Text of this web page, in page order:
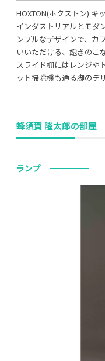
HOXTON(ホクストン) キ
インダストリアルとモダ
ンプルなデザインで、カ
いいただける、飽きのこ
スライド棚にはレンジや
ット掃除機も通る脚のデ
蜂須賀 隆太郎の部屋
ランプ